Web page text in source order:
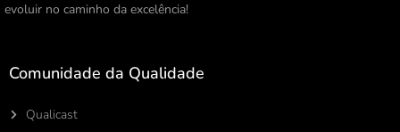
evoluir no caminho da excelência!
Comunidade da Qualidade
Qualicast